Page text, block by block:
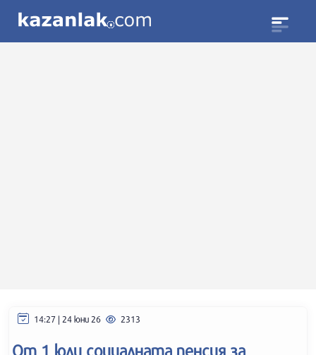
14:27 | 24 юни 26 2313
От 1 юли социалната пенсия за